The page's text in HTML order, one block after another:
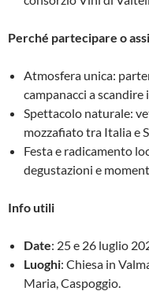
Perché partecipare o
Atmosfera unica:
campanacci a scandire
Spettacolo naturale:
mozzafiato tra Italia e
Festa e radicamento
degustazioni e
Info utili
Date: 25 e 26 luglio
Luoghi: Chiesa in
Maria, Caspoggio.